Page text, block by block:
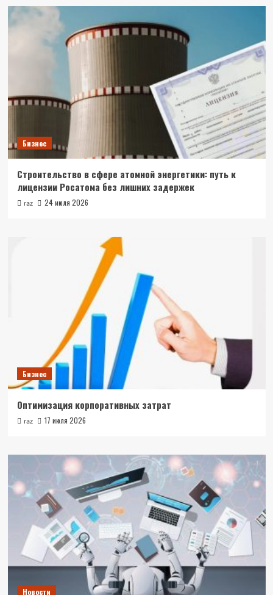
Бизнес
Строительство в сфере атомной энергетики: путь к
лицензии Росатома без лишних задержек
raz 24 июля 2026
Бизнес
Оптимизация корпоративных затрат
raz 17 июля 2026
Новости